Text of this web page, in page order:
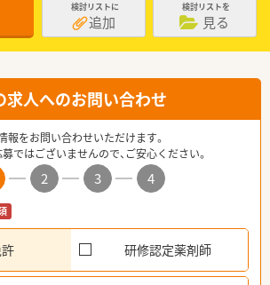
検討リストに
追加
検討リストを
見る
求人へのお問い合わせ
報をお問い合わせいただけます。
ではございませんので、ご安心ください。
2 3
4
研修認定薬剤師